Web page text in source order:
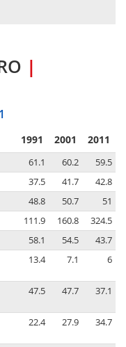
|
1991 2001 2011
61.1 60.2
59.5
37.5 41.7
42.8
48.8 50.7
51
111.9 160.8
324.5
58.1 54.5
43.7
13.4 7.1 6
47.5 47.7 37.1
22.4 27.9 34.7